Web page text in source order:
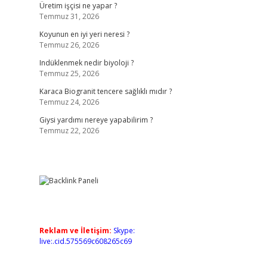
Üretim işçisi ne yapar ?
Temmuz 31, 2026
Koyunun en iyi yeri neresi ?
Temmuz 26, 2026
Indüklenmek nedir biyoloji ?
Temmuz 25, 2026
Karaca Biogranit tencere sağlıklı mıdır ?
Temmuz 24, 2026
Giysi yardımı nereye yapabilirim ?
Temmuz 22, 2026
Reklam ve İletişim: Skype:
live:.cid.575569c608265c69